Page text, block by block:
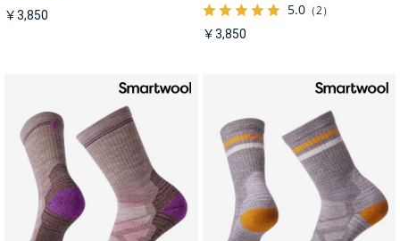
￥3,850 5.0（2）
￥3,850